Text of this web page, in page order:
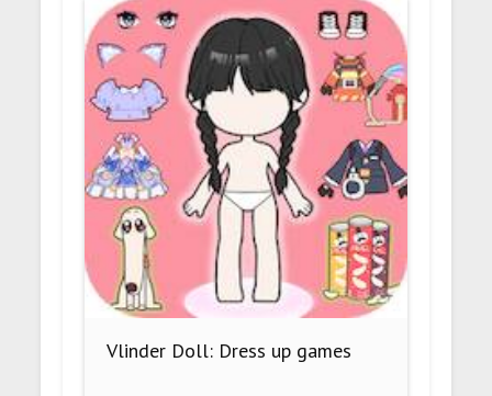
Vlinder Doll: Dress up games